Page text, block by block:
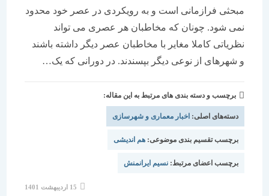
مبحثی فرازمانی است و به رویکردی در عصر خود محدود
نمی شود. چونان که مخاطبان هر عصری می تواند
نظریاتی کاملا مغایر با مخاطبان عصر دیگر داشته باشند
و شهرهای از نوعی دیگر بپسندند. در دورانی که یک…
برچسب و دسته بندی های مرتبط به این مقاله:
دسته‌های اصلی:اخبار معماری و شهرسازی
برچسب تقسیم بندی موضوعی:هم اندیشی
برچسب اعضای مرتبط: نسیم ایرانمنش